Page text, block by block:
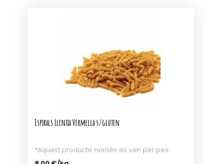
Espirals Llentia Vermella s/gluten
*Aquest producte només es ven per pes